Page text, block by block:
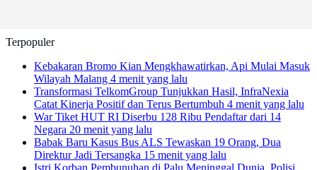
Terpopuler
Kebakaran Bromo Kian Mengkhawatirkan, Api Mulai Masuk
Wilayah Malang 4 menit yang lalu
Transformasi TelkomGroup Tunjukkan Hasil, InfraNexia
Catat Kinerja Positif dan Terus Bertumbuh 4 menit yang lalu
War Tiket HUT RI Diserbu 128 Ribu Pendaftar dari 14
Negara 20 menit yang lalu
Babak Baru Kasus Bus ALS Tewaskan 19 Orang, Dua
Direktur Jadi Tersangka 15 menit yang lalu
Istri Korban Pembunuhan di Palu Meninggal Dunia, Polisi